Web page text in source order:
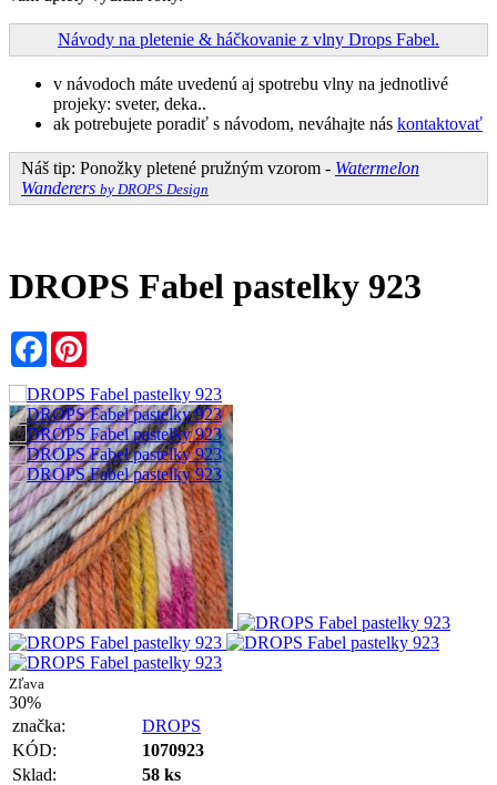
Návody na pletenie & háčkovanie z vlny Drops Fabel.
v návodoch máte uvedenú aj spotrebu vlny na jednotlivé
projeky: sveter, deka..
ak potrebujete poradiť s návodom, neváhajte nás kontaktovať
Náš tip: Ponožky pletené pružným vzorom - Watermelon
Wanderers by DROPS Design
DROPS Fabel pastelky 923
Facebook
Zľava
30%
značka:
DROPS
KÓD:
1070923
Sklad:
58 ks